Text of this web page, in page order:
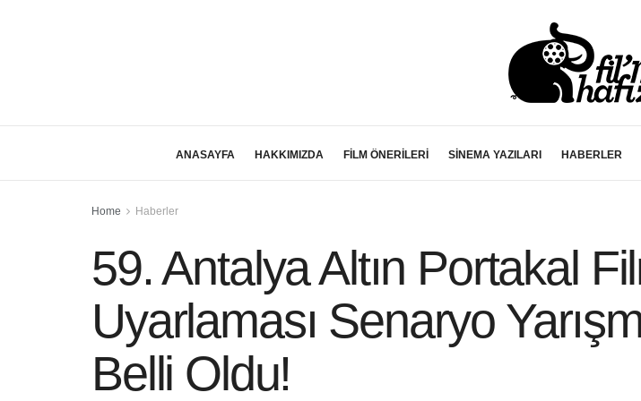
ANASAYFA HAKKIMIZDA FİLM ÖNERİLERİ SİNEMA YAZILARI HABERLER
Home Haberler
59. Antalya Altın Portakal
Uyarlaması Senaryo
Belli Oldu!